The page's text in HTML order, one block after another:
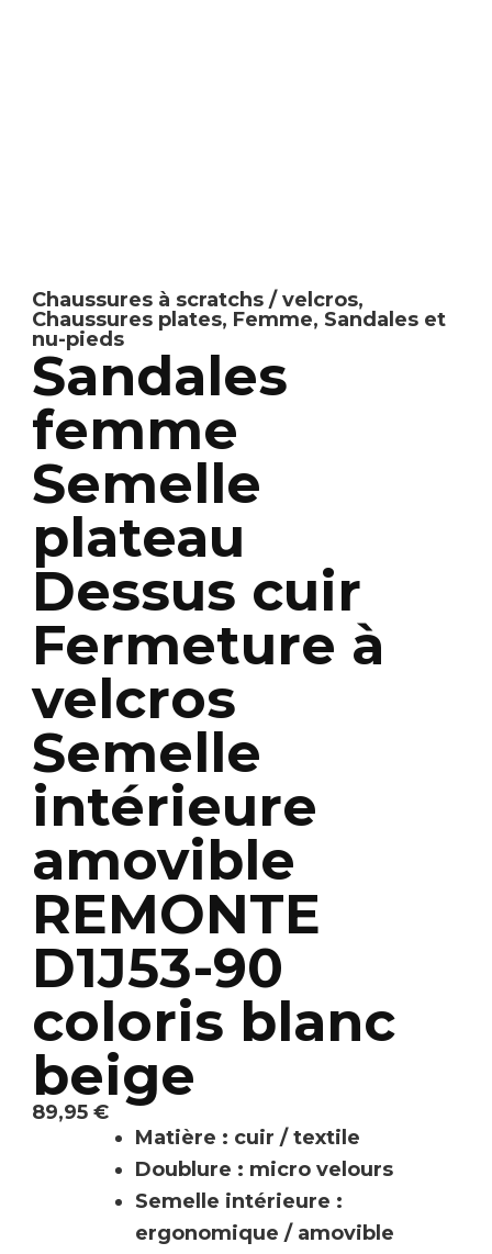
Chaussures à scratchs / velcros,
Chaussures plates, Femme, Sandales et
nu-pieds
Sandales
femme
Semelle
plateau
Dessus cuir
Fermeture à
velcros
Semelle
intérieure
amovible
REMONTE
D1J53-90
coloris blanc
beige
89,95 €
Matière : cuir / textile
Doublure : micro velours
Semelle intérieure :
ergonomique / amovible